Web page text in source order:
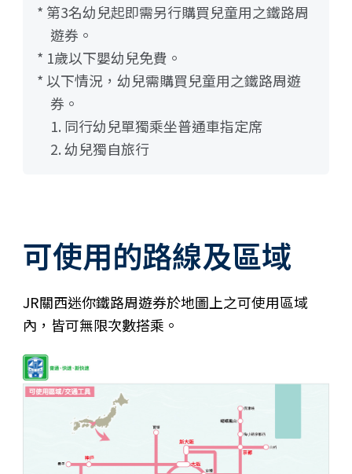
* 第3名幼兒起即需另行購買兒童用之鐵路周
遊券。
* 1歲以下嬰幼兒免費。
* 以下情況，幼兒需購買兒童用之鐵路周遊
券。
1. 同行幼兒單獨乘坐普通車指定席
2. 幼兒獨自旅行
可使用的路線及區域
JR關西迷你鐵路周遊券於地圖上之可使用區域
內，皆可無限次數搭乘。